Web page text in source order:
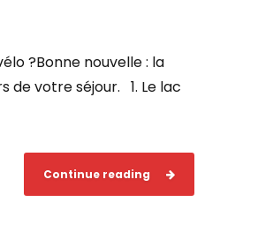
?Bonne nouvelle : la
de votre séjour. 1. Le lac
Continue reading